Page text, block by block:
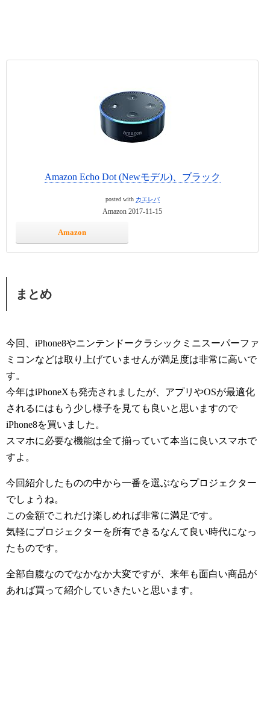
Amazon Echo Dot (Newモデル)、ブラック
posted with カエレバ
Amazon 2017-11-15
Amazon
まとめ
今回、iPhone8やニンテンドークラシックミニスーパーファ
ミコンなどは取り上げていませんが満足度は非常に高いで
す。
今年はiPhoneXも発売されましたが、アプリやOSが最適化
されるにはもう少し様子を見ても良いと思いますので
iPhone8を買いました。
スマホに必要な機能は全て揃っていて本当に良いスマホで
すよ。
今回紹介したものの中から一番を選ぶならプロジェクター
でしょうね。
この金額でこれだけ楽しめれば非常に満足です。
気軽にプロジェクターを所有できるなんて良い時代になっ
たものです。
全部自腹なのでなかなか大変ですが、来年も面白い商品が
あれば買って紹介していきたいと思います。